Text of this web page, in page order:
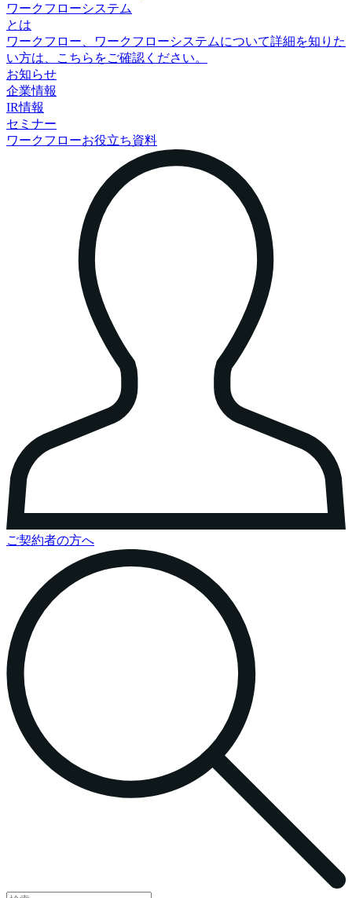
ワークフローシステム
とは
ワークフロー、ワークフローシステムについて詳細を知りた
い方は、こちらをご確認ください。
お知らせ
企業情報
IR情報
セミナー
ワークフローお役立ち資料
ご契約者の方へ